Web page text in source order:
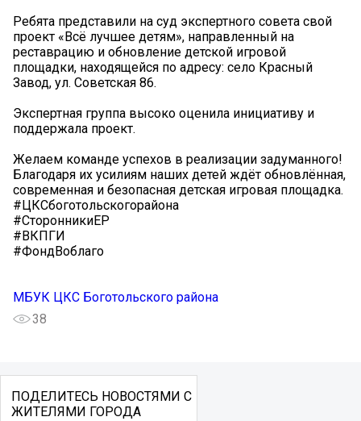
Ребята представили на суд экспертного совета свой
проект «Всё лучшее детям», направленный на
реставрацию и обновление детской игровой
площадки, находящейся по адресу: село Красный
Завод, ул. Советская 86.
Экспертная группа высоко оценила инициативу и
поддержала проект.
Желаем команде успехов в реализации задуманного!
Благодаря их усилиям наших детей ждёт обновлённая,
современная и безопасная детская игровая площадка.
#ЦКСбоготольскогорайона
#СторонникиЕР
#ВКПГИ
#ФондВоблаго
МБУК ЦКС Боготольского района
38
ПОДЕЛИТЕСЬ НОВОСТЯМИ С
ЖИТЕЛЯМИ ГОРОДА